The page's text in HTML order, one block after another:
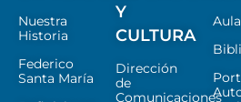
Nuestra
Historia
Federico
Santa María
Y
CULTURA
Dirección
de
Comunicaciones